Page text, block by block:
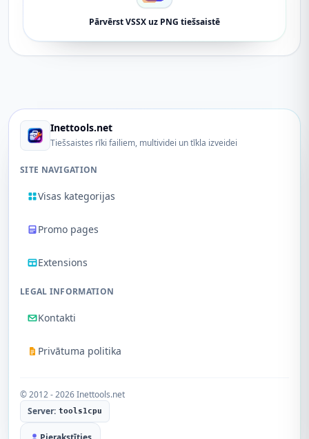
Pārvērst VSSX uz PNG tiešsaistē
Inettools.net
Tiešsaistes rīki failiem, multividei un tīkla izveidei
SITE NAVIGATION
Visas kategorijas
Promo pages
Extensions
LEGAL INFORMATION
Kontakti
Privātuma politika
© 2012 - 2026 Inettools.net
Server: tools1cpu